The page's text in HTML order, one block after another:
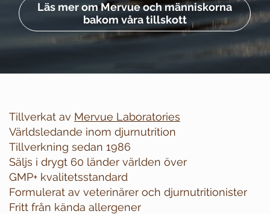
Läs mer om Mervue och människorna
bakom våra tillskott
Tillverkat av Mervue Laboratories
Världsledande inom djurnutrition
Tillverkning sedan 1986
Säljs i drygt 60 länder världen över
GMP+ kvalitetsstandard
Formulerat av veterinärer och djurnutritionister
Fritt från kända allergener